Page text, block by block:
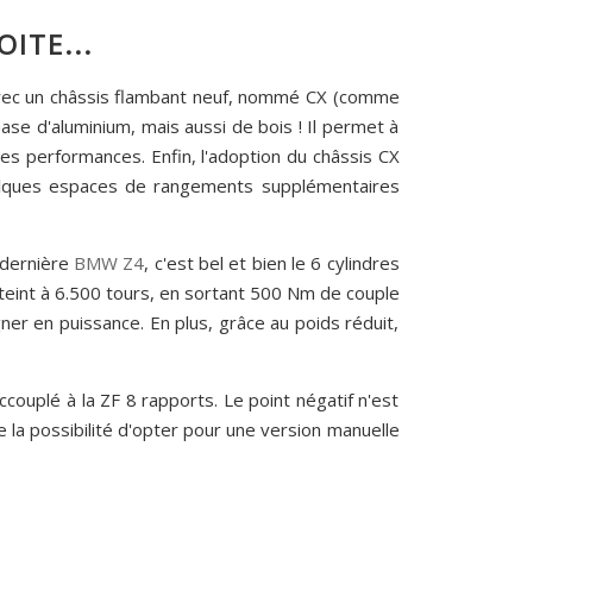
un châssis flambant neuf, nommé CX (comme
d'aluminium, mais aussi de bois ! Il permet à
performances. Enfin, l'adoption du châssis CX
espaces de rangements supplémentaires
BMW Z4, c'est bel et bien le 6 cylindres
à 6.500 tours, en sortant 500 Nm de couple
en puissance. En plus, grâce au poids réduit,
à la ZF 8 rapports. Le point négatif n'est
possibilité d'opter pour une version manuelle